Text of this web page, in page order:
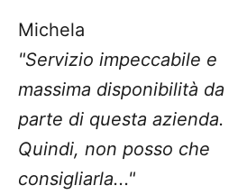
Michela
"Servizio impeccabile e
massima disponibilità da
parte di questa azienda.
Quindi, non posso che
consigliarla..."